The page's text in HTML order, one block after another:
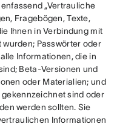
„Vertrauliche
Fragebögen, Texte,
Ihnen in Verbindung mit
Passwörter oder
Informationen, die in
Beta-Versionen und
oder Materialien; und
sind oder
werden sollten. Sie
Informationen